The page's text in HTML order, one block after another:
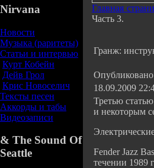
Nirvana
Новости
Музыка (раритеты)
Статьи и интервью
Курт Кобейн
Дейв Грол
Крис Новоселич
Тексты песен
Аккорды и табы
Видеозаписи
& The Sound Of
Seattle
Главная
Часть 3.
Гранж:
18.09.2009
Третью
и некоторым
Fender Jazz
течении 1989